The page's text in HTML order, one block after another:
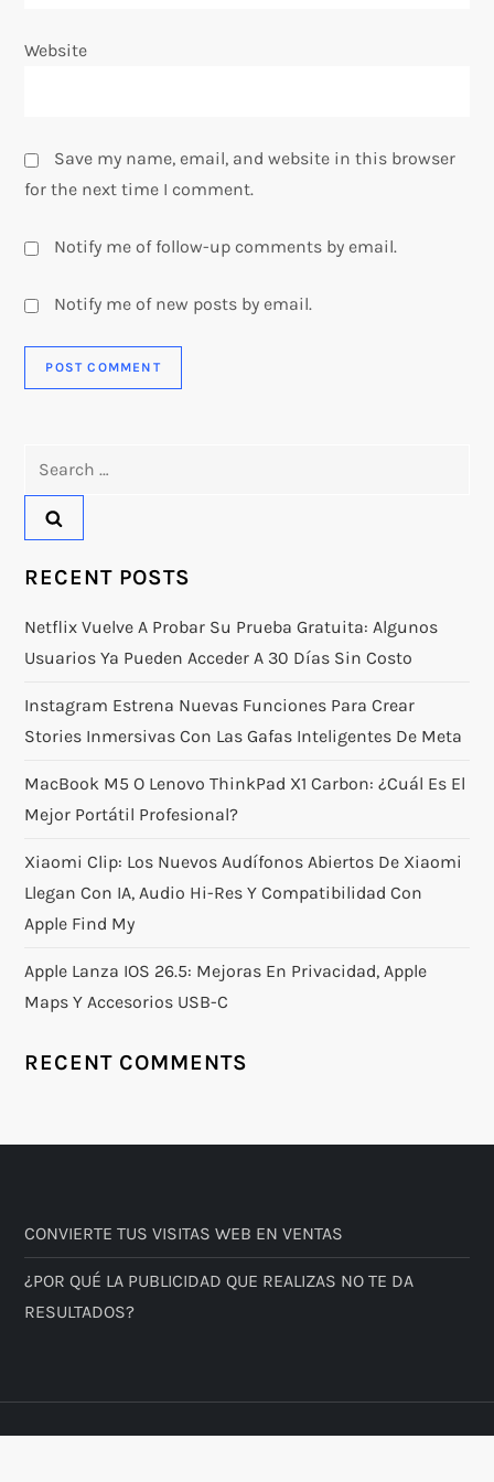
Website
Save my name, email, and website in this browser
for the next time I comment.
Notify me of follow-up comments by email.
Notify me of new posts by email.
RECENT POSTS
Netflix Vuelve A Probar Su Prueba Gratuita: Algunos
Usuarios Ya Pueden Acceder A 30 Días Sin Costo
Instagram Estrena Nuevas Funciones Para Crear
Stories Inmersivas Con Las Gafas Inteligentes De Meta
MacBook M5 O Lenovo ThinkPad X1 Carbon: ¿Cuál Es El
Mejor Portátil Profesional?
Xiaomi Clip: Los Nuevos Audífonos Abiertos De Xiaomi
Llegan Con IA, Audio Hi-Res Y Compatibilidad Con
Apple Find My
Apple Lanza IOS 26.5: Mejoras En Privacidad, Apple
Maps Y Accesorios USB-C
RECENT COMMENTS
CONVIERTE TUS VISITAS WEB EN VENTAS
¿POR QUÉ LA PUBLICIDAD QUE REALIZAS NO TE DA
RESULTADOS?